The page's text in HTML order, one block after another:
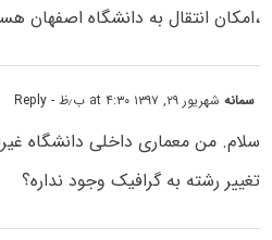
،امکان انتقال به دانشگاه اصفهان
سمانهشهریور ۲۹, ۱۳۹۷ at ۴:۳۰ ب٫ظ - Reply
سلام. من معماری داخلی دانشگاه
تغییر رشته به گرافیک وجود نداره؟